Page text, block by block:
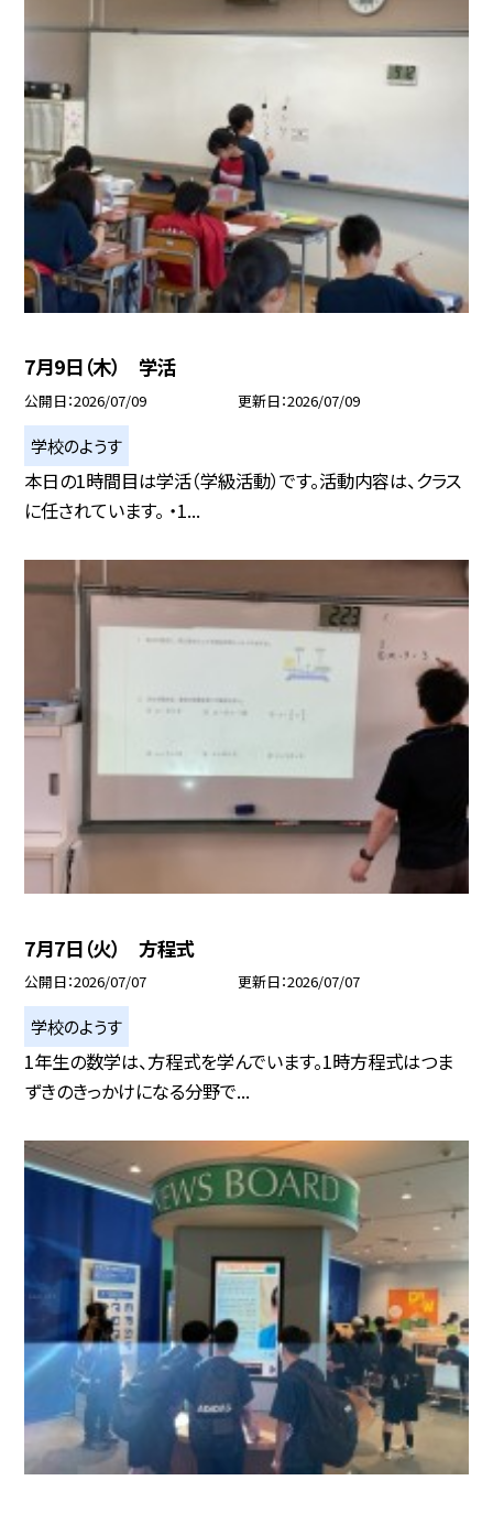
7月9日（木） 学活
公開日 2026/07/09 更新日 2026/07/09
学校のようす
本日の1時間目は学活（学級活動）です。活動内容は、クラス
に任されています。 ・1...
7月7日（火） 方程式
公開日 2026/07/07 更新日 2026/07/07
学校のようす
1年生の数学は、方程式を学んでいます。1時方程式はつま
ずきのきっかけになる分野で...